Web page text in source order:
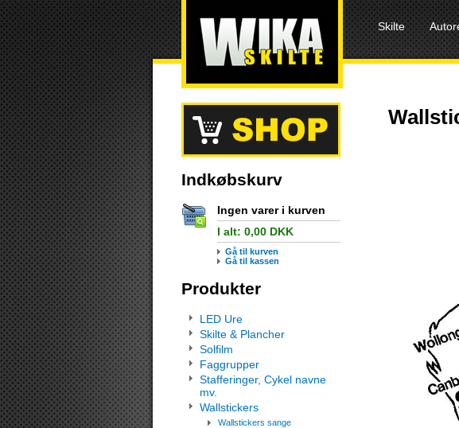
Skilte
Indkøbskurv
Ingen varer i kurven
I alt: 0,00 DKK
Gå til kurven
Gå til kassen
Produkter
LED Ure
Skilte & Plancher
Solfilm
Faggrupper
Stafferinger, Cykel navne
mv.
Wallstickers
Wallstickers sange